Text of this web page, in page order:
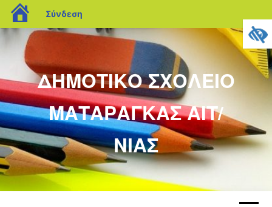
blogs.sch.gr
Σύνδεση
ΔΗΜΟΤΙΚΟ ΣΧΟΛΕΙΟ
ΜΑΤΑΡΑΓΚΑΣ ΑΙΤ/
ΝΙΑΣ